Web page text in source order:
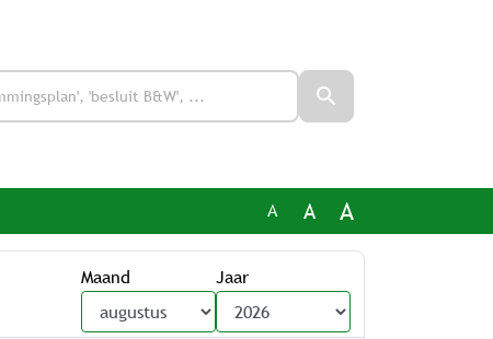
A A A
Maand Jaar